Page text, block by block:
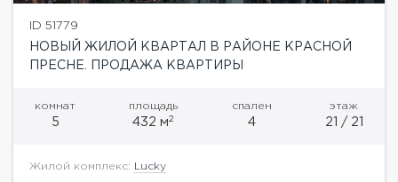
ID 51779
НОВЫЙ ЖИЛОЙ КВАРТАЛ В РАЙОНЕ КРАСНОЙ
ПРЕСНЕ. ПРОДАЖА КВАРТИРЫ
комнат
5
площадь
432 м2
спален
4
этаж
21 / 21
Жилой комплекс: Lucky